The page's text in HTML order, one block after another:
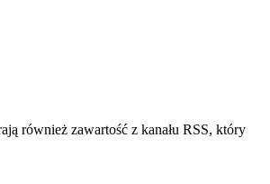
również zawartość z kanału RSS, który